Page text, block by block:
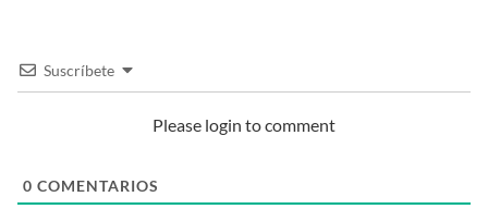
Suscríbete
Please login to comment
0 COMENTARIOS